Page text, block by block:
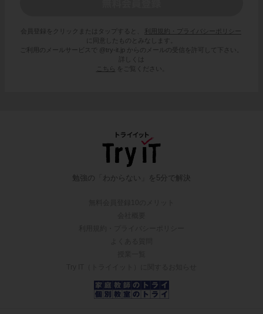
会員登録をクリックまたはタップすると、
利用規約・プライバシーポリシー
に同意したものとみなします。
ご利用のメールサービスで @try-it.jp からのメールの受信を許可して下さい。
詳しくは
こちら
をご覧ください。
勉強の「わからない」を5分で解決